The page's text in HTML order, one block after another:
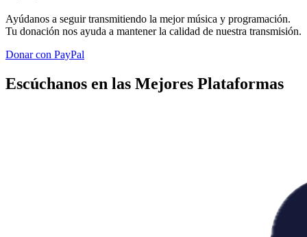
Ayúdanos a seguir transmitiendo la mejor música y programación.
Tu donación nos ayuda a mantener la calidad de nuestra transmisión.
Donar con PayPal
Escúchanos en las Mejores Plataformas